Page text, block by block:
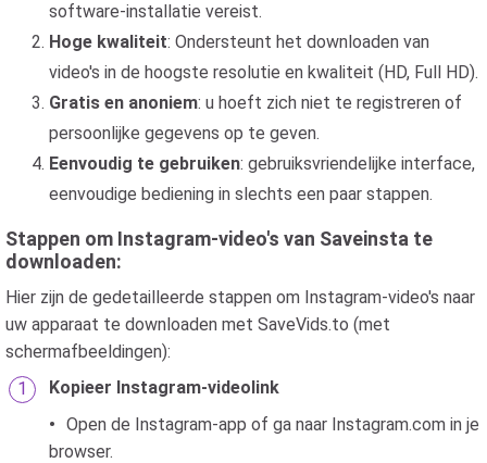
software-installatie vereist.
Hoge kwaliteit: Ondersteunt het downloaden van
video's in de hoogste resolutie en kwaliteit (HD, Full HD).
Gratis en anoniem: u hoeft zich niet te registreren of
persoonlijke gegevens op te geven.
Eenvoudig te gebruiken: gebruiksvriendelijke interface,
eenvoudige bediening in slechts een paar stappen.
Stappen om Instagram-video's van Saveinsta te
downloaden:
Hier zijn de gedetailleerde stappen om Instagram-video's naar
uw apparaat te downloaden met SaveVids.to (met
schermafbeeldingen):
Kopieer Instagram-videolink
Open de Instagram-app of ga naar Instagram.com in je
browser.